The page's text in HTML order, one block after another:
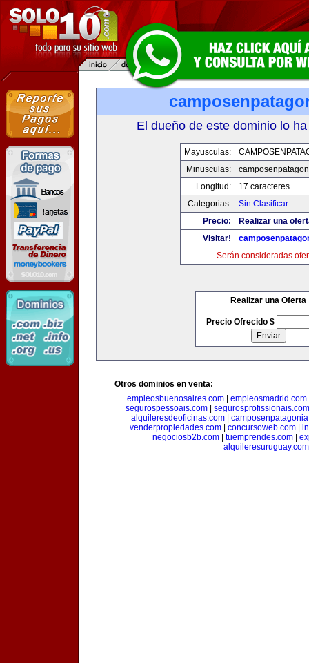
El dueño de este dominio lo
Mayusculas:
Minusculas:
Longitud:
17 caracteres
Categorias:
Sin Clasificar
Precio:
Realizar una
Visitar!
Serán consideradas
Realizar una Oferta
Precio Ofrecido $
Otros dominios en venta:
empleosbuenosaires.com
empleosmadrid.com
segurospessoais.com| segurosprofissionais.com
alquileresdeoficinas.com
venderpropiedades.com
concursoweb.com
negociosb2b.com| tuemprendes.com|
alquileresuruguay.com